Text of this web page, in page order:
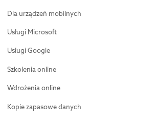
Dla urządzeń mobilnych
Usługi Microsoft
Usługi Google
Szkolenia online
Wdrożenia online
Kopie zapasowe danych